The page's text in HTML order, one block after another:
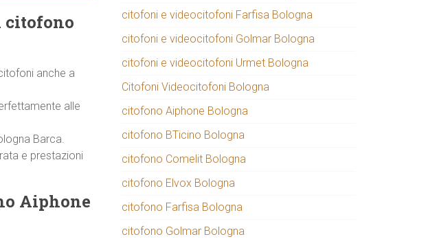
citofono
anche a
alle
Barca.
e prestazioni
Aiphone
citofoni e videocitofoni Farfisa Bologna
citofoni e videocitofoni Golmar Bologna
citofoni e videocitofoni Urmet Bologna
Citofoni Videocitofoni Bologna
citofono Aiphone Bologna
citofono BTicino Bologna
citofono Comelit Bologna
citofono Elvox Bologna
citofono Farfisa Bologna
citofono Golmar Bologna